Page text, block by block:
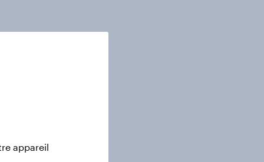
appareil